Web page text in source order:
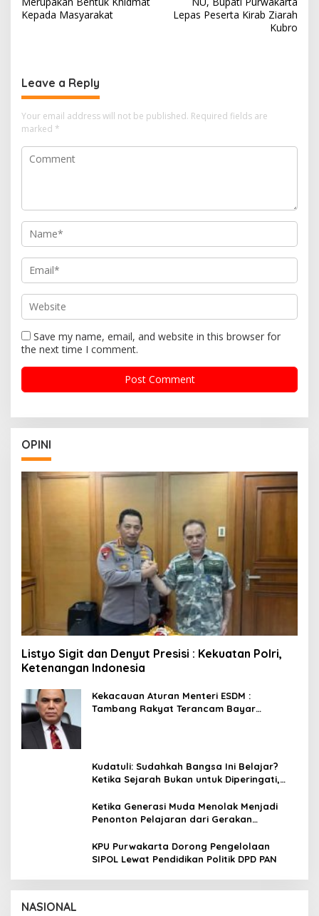
Kepada Masyarakat
Lepas Peserta Kirab Ziarah
Kubro
Leave a Reply
Your email address will not be published. Required fields are
marked *
Save my name, email, and website in this browser for
the next time I comment.
OPINI
Listyo Sigit dan Denyut Presisi : Kekuatan Polri,
Ketenangan Indonesia
Kekacauan Aturan Menteri ESDM :
Tambang Rakyat Terancam Bayar
Kudatuli: Sudahkah Bangsa Ini Belajar?
Ketika Sejarah Bukan untuk Diperingati,
Ketika Generasi Muda Menolak Menjadi
Penonton Pelajaran dari Gerakan
KPU Purwakarta Dorong Pengelolaan
SIPOL Lewat Pendidikan Politik DPD PAN
NASIONAL
Sampaikan Imbauan Jaga Kondusivitas
Bangsa
In Nasional